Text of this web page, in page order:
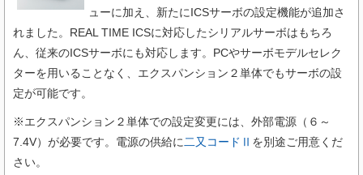
ューに加え、新たにICSサーボの設定機能が追加さ
れました。REAL TIME ICSに対応したシリアルサーボはもちろ
ん、従来のICSサーボにも対応します。PCやサーボモデルセレク
ターを用いることなく、エクスパンション２単体でもサーボの設
定が可能です。
※エクスパンション２単体での設定変更には、外部電源（６～
7.4V）が必要です。 電源の供給に二又コードⅡ を別途ご用意くだ
さい。